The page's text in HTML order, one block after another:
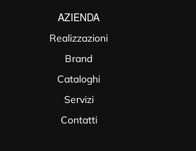
AZIENDA
Realizzazioni
Brand
Cataloghi
Servizi
Contatti